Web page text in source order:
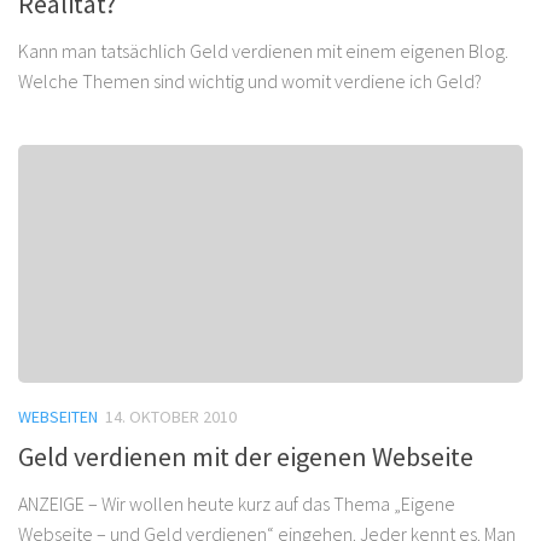
Kann man tatsächlich Geld verdienen mit einem eigenen Blog.
Welche Themen sind wichtig und womit verdiene ich Geld?
WEBSEITEN 14. OKTOBER 2010
Geld verdienen mit der eigenen Webseite
ANZEIGE – Wir wollen heute kurz auf das Thema „Eigene
Webseite – und Geld verdienen“ eingehen. Jeder kennt es. Man